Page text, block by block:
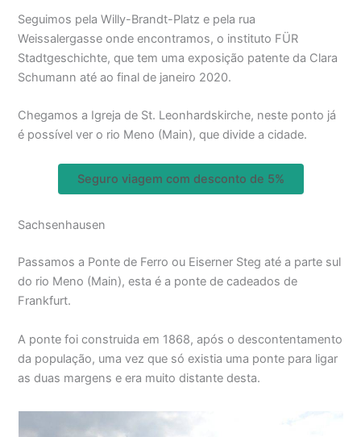
Seguimos pela Willy-Brandt-Platz e pela rua
Weissalergasse onde encontramos, o instituto FÜR
Stadtgeschichte, que tem uma exposição patente da Clara
Schumann até ao final de janeiro 2020.
Chegamos a Igreja de St. Leonhardskirche, neste ponto já
é possível ver o rio Meno (Main), que divide a cidade.
Seguro viagem com desconto de 5%
Sachsenhausen
Passamos a Ponte de Ferro ou Eiserner Steg até a parte sul
do rio Meno (Main), esta é a ponte de cadeados de
Frankfurt.
A ponte foi construida em 1868, após o descontentamento
da população, uma vez que só existia uma ponte para ligar
as duas margens e era muito distante desta.